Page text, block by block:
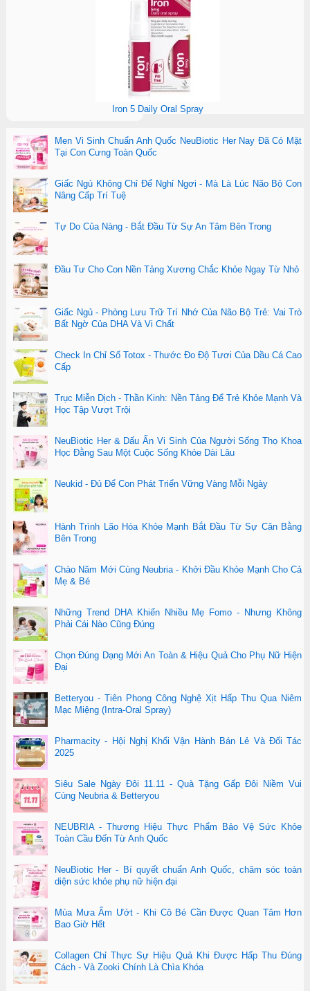
Iron 5 Daily Oral Spray
Men Vi Sinh Chuẩn Anh Quốc NeuBiotic Her Nay Đã Có Mặt
Tại Con Cưng Toàn Quốc
Giấc Ngủ Không Chỉ Để Nghỉ Ngơi - Mà Là Lúc Não Bộ Con
Nâng Cấp Trí Tuệ
Tự Do Của Nàng - Bắt Đầu Từ Sự An Tâm Bên Trong
Đầu Tư Cho Con Nền Tảng Xương Chắc Khỏe Ngay Từ Nhỏ
Giấc Ngủ - Phòng Lưu Trữ Trí Nhớ Của Não Bộ Trẻ: Vai Trò
Bất Ngờ Của DHA Và Vi Chất
Check In Chỉ Số Totox - Thước Đo Độ Tươi Của Dầu Cá Cao
Cấp
Trục Miễn Dịch - Thần Kinh: Nền Tảng Để Trẻ Khỏe Mạnh Và
Học Tập Vượt Trội
NeuBiotic Her & Dấu Ấn Vi Sinh Của Người Sống Thọ Khoa
Học Đằng Sau Một Cuộc Sống Khỏe Dài Lâu
Neukid - Đủ Để Con Phát Triển Vững Vàng Mỗi Ngày
Hành Trình Lão Hóa Khỏe Mạnh Bắt Đầu Từ Sự Cân Bằng
Bên Trong
Chào Năm Mới Cùng Neubria - Khởi Đầu Khỏe Mạnh Cho Cả
Mẹ & Bé
Những Trend DHA Khiến Nhiều Mẹ Fomo - Nhưng Không
Phải Cái Nào Cũng Đúng
Chọn Đúng Dạng Mới An Toàn & Hiệu Quả Cho Phụ Nữ Hiện
Đại
Betteryou - Tiên Phong Công Nghệ Xịt Hấp Thu Qua Niêm
Mạc Miệng (Intra-Oral Spray)
Pharmacity - Hội Nghị Khối Vận Hành Bán Lẻ Và Đối Tác
2025
Siêu Sale Ngày Đôi 11.11 - Quà Tặng Gấp Đôi Niềm Vui
Cùng Neubria & Betteryou
NEUBRIA - Thương Hiệu Thực Phẩm Bảo Vệ Sức Khỏe
Toàn Cầu Đến Từ Anh Quốc
NeuBiotic Her - Bí quyết chuẩn Anh Quốc, chăm sóc toàn
diện sức khỏe phụ nữ hiện đại
Mùa Mưa Ẩm Ướt - Khi Cô Bé Cần Được Quan Tâm Hơn
Bao Giờ Hết
Collagen Chỉ Thực Sự Hiệu Quả Khi Được Hấp Thu Đúng
Cách - Và Zooki Chính Là Chìa Khóa